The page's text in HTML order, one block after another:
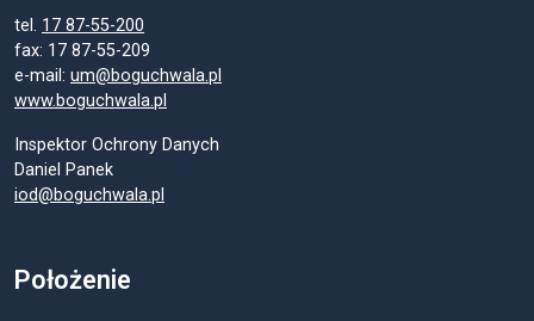
tel. 17 87-55-200
fax: 17 87-55-209
e-mail: um@boguchwala.pl
www.boguchwala.pl
Inspektor Ochrony Danych
Daniel Panek
iod@boguchwala.pl
Położenie